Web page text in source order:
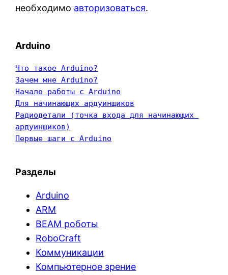
необходимо авторизоваться.
Arduino
Что такое Arduino?
Зачем мне Arduino?
Начало работы с Arduino
Для начинающих ардуинщиков
Радиодетали (точка входа для начинающих
ардуинщиков)
Первые шаги с Arduino
Разделы
Arduino
ARM
BEAM роботы
RoboCraft
Коммуникации
Компьютерное зрение